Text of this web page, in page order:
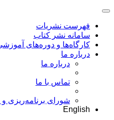
فهرست نشریات
سامانه نشر کتاب
کارگاه‌ها و دوره‌های
درباره ما
درباره ما
تماس با ما
شورای برنامه‌ریزی
English